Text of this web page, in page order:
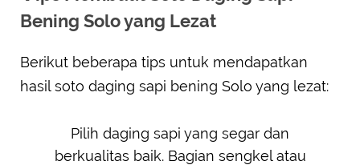
Bening Solo yang Lezat
Berikut beberapa tips untuk mendapatkan
hasil soto daging sapi bening Solo yang lezat:
Pilih daging sapi yang segar dan
berkualitas baik. Bagian sengkel atau